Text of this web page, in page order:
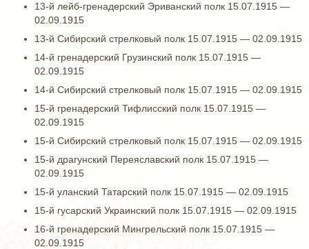
13-й лейб-гренадерский Эриванский полк 15.07.1915 —
02.09.1915
13-й Сибирский стрелковый полк 15.07.1915 — 02.09.1915
14-й гренадерский Грузинский полк 15.07.1915 —
02.09.1915
14-й Сибирский стрелковый полк 15.07.1915 — 02.09.1915
15-й гренадерский Тифлисский полк 15.07.1915 —
02.09.1915
15-й Сибирский стрелковый полк 15.07.1915 — 02.09.1915
15-й драгунский Переяславский полк 15.07.1915 —
02.09.1915
15-й уланский Татарский полк 15.07.1915 — 02.09.1915
15-й гусарский Украинский полк 15.07.1915 — 02.09.1915
16-й гренадерский Мингрельский полк 15.07.1915 —
02.09.1915